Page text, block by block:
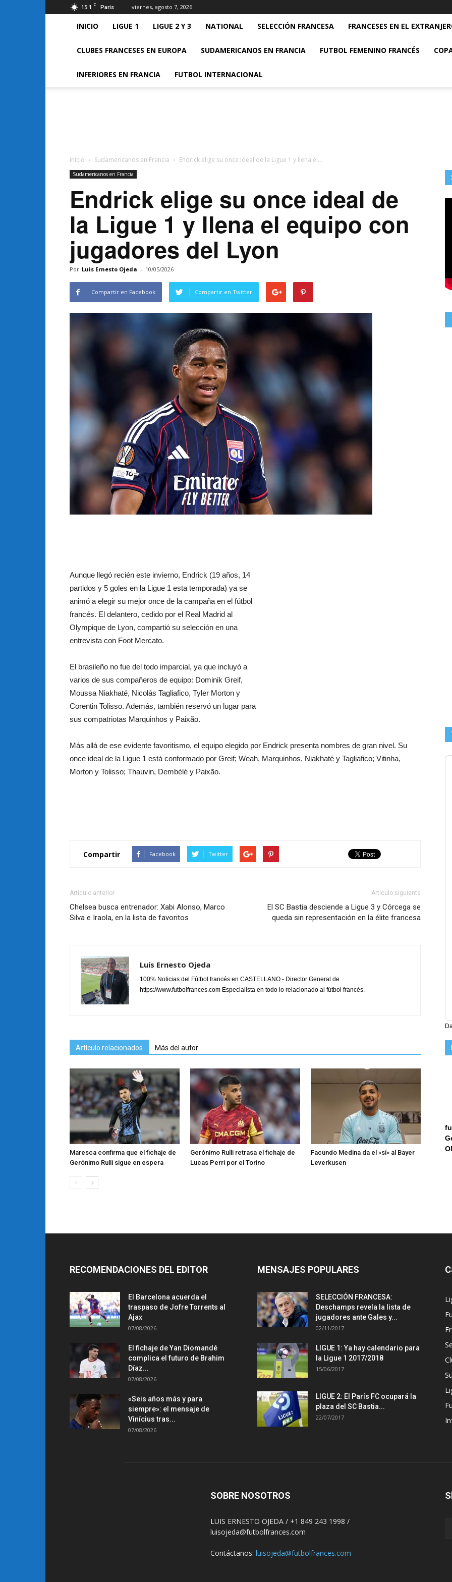
15.1 C Paris viernes, agosto 7, 2026
INICIO LIGUE 1 LIGUE 2 Y 3 NATIONAL SELECCIÓN FRANCESA FRANCESES EN EL
CLUBES FRANCESES EN EUROPA SUDAMERICANOS EN FRANCIA FUTBOL FEMENINO FRANCÉS
INFERIORES EN FRANCIA FUTBOL INTERNACIONAL
Inicio Sudamericanos en Francia Endrick elige su once ideal de la Ligue 1 y llena el...
Sudamericanos en Francia
Endrick elige su once ideal de
la Ligue 1 y llena el equipo con
jugadores del Lyon
Por Luis Ernesto Ojeda - 10/05/2026
Compartir en Facebook Compartir en Twitter
Aunque llegó recién este invierno, Endrick (19 años, 14
partidos y 5 goles en la Ligue 1 esta temporada) ya se
animó a elegir su mejor once de la campaña en el fútbol
francés. El delantero, cedido por el Real Madrid al
Olympique de Lyon, compartió su selección en una
entrevista con Foot Mercato.
El brasileño no fue del todo imparcial, ya que incluyó a
varios de sus compañeros de equipo: Dominik Greif,
Moussa Niakhaté, Nicolás Tagliafico, Tyler Morton y
Corentin Tolisso. Además, también reservó un lugar para
sus compatriotas Marquinhos y Paixão.
Más allá de ese evidente favoritismo, el equipo elegido por Endrick presenta nombres de gran nivel. Su
once ideal de la Ligue 1 está conformado por Greif; Weah, Marquinhos, Niakhaté y Tagliafico; Vitinha,
Morton y Tolisso; Thauvin, Dembélé y Paixão.
Compartir Facebook Twitter
Artículo anterior
Chelsea busca entrenador: Xabi Alonso, Marco
Silva e Iraola, en la lista de favoritos
Artículo siguiente
El SC Bastia desciende a Ligue 3 y Córcega se
queda sin representación en la élite francesa
Luis Ernesto Ojeda
100% Noticias del Fútbol francés en CASTELLANO - Director General de
https://www.futbolfrances.com Especialista en todo lo relacionado al fútbol francés.
Artículo relacionados Más del autor
Maresca confirma que el fichaje de
Gerónimo Rulli sigue en espera
Gerónimo Rulli retrasa el fichaje de
Lucas Perri por el Torino
Facundo Medina da el «sí» al Bayer
Leverkusen
RECOMENDACIONES DEL EDITOR
El Barcelona acuerda el
traspaso de Jofre Torrents al
Ajax
07/08/2026
El fichaje de Yan Diomandé
complica el futuro de Brahim
Díaz...
07/08/2026
«Seis años más y para
siempre»: el mensaje de
Vinícius tras...
07/08/2026
MENSAJES POPULARES
SELECCIÓN FRANCESA:
Deschamps revela la lista de
jugadores ante Gales y...
02/11/2017
LIGUE 1: Ya hay calendario para
la Ligue 1 2017/2018
15/06/2017
LIGUE 2: El París FC ocupará la
plaza del SC Bastia...
22/07/2017
SOBRE NOSOTROS
LUIS ERNESTO OJEDA / +1 849 243 1998 /
luisojeda@futbolfrances.com
Contáctanos: luisojeda@futbolfrances.com